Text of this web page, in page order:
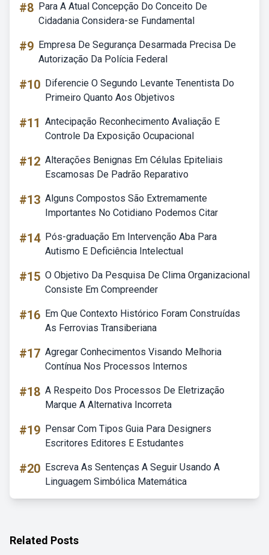
#8 Para A Atual Concepção Do Conceito De
Cidadania Considera-se Fundamental
#9 Empresa De Segurança Desarmada Precisa De
Autorização Da Polícia Federal
#10 Diferencie O Segundo Levante Tenentista Do
Primeiro Quanto Aos Objetivos
#11 Antecipação Reconhecimento Avaliação E
Controle Da Exposição Ocupacional
#12 Alterações Benignas Em Células Epiteliais
Escamosas De Padrão Reparativo
#13 Alguns Compostos São Extremamente
Importantes No Cotidiano Podemos Citar
#14 Pós-graduação Em Intervenção Aba Para
Autismo E Deficiência Intelectual
#15 O Objetivo Da Pesquisa De Clima Organizacional
Consiste Em Compreender
#16 Em Que Contexto Histórico Foram Construídas
As Ferrovias Transiberiana
#17 Agregar Conhecimentos Visando Melhoria
Contínua Nos Processos Internos
#18 A Respeito Dos Processos De Eletrização
Marque A Alternativa Incorreta
#19 Pensar Com Tipos Guia Para Designers
Escritores Editores E Estudantes
#20 Escreva As Sentenças A Seguir Usando A
Linguagem Simbólica Matemática
Related Posts